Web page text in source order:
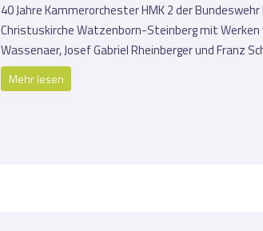
40 Jahre Kammerorchester HMK 2 der
Christuskirche Watzenborn-Steinberg mit Werken
Wassenaer, Josef Gabriel Rheinberger und Franz
Mehr lesen